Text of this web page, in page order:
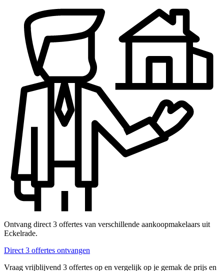
Ontvang direct 3 offertes van verschillende aankoopmakelaars uit
Eckelrade.
Direct 3 offertes ontvangen
Vraag vrijblijvend 3 offertes op en vergelijk op je gemak de prijs en